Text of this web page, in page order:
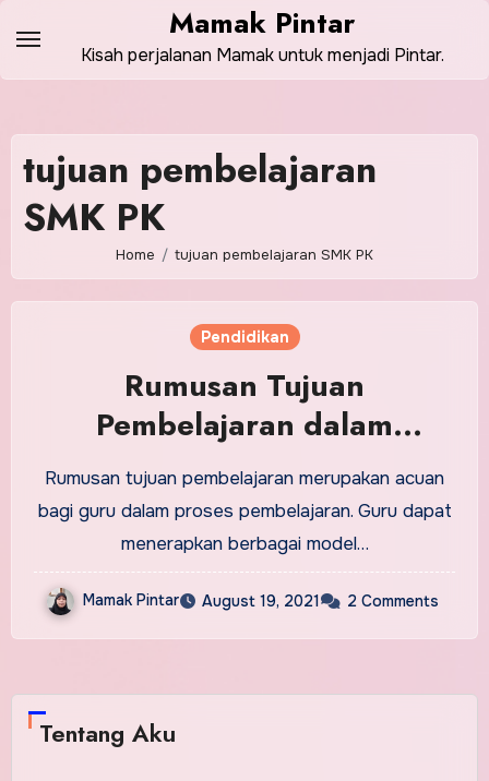
content
Mamak Pintar
Kisah perjalanan Mamak untuk menjadi Pintar.
tujuan pembelajaran
SMK PK
Home tujuan pembelajaran SMK PK
Pendidikan
Rumusan Tujuan
Pembelajaran dalam
Kurikulum SMK PK
Rumusan tujuan pembelajaran merupakan acuan
bagi guru dalam proses pembelajaran. Guru dapat
menerapkan berbagai model…
Mamak Pintar August 19, 2021 2 Comments
Tentang Aku